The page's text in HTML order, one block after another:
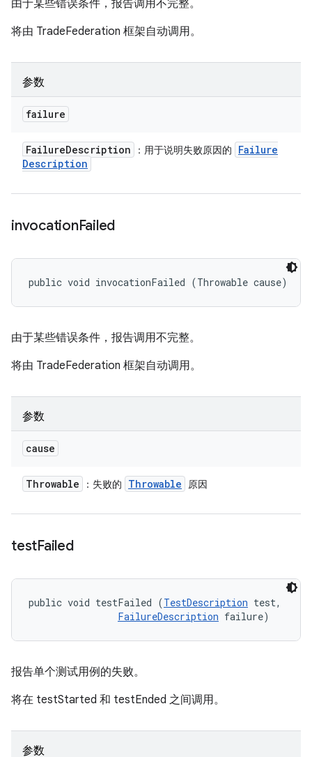
由于某些错误条件，报告调用不完整。
将由 TradeFederation 框架自动调用。
参数
failure
FailureDescription ：用于说明失败原因的
Failure
Description
invocationFailed
public void invocationFailed (Throwable cause)
由于某些错误条件，报告调用不完整。
将由 TradeFederation 框架自动调用。
参数
cause
Throwable ：失败的 Throwable 原因
testFailed
public void testFailed (TestDescription test,
FailureDescription failure)
报告单个测试用例的失败。
将在 testStarted 和 testEnded 之间调用。
参数